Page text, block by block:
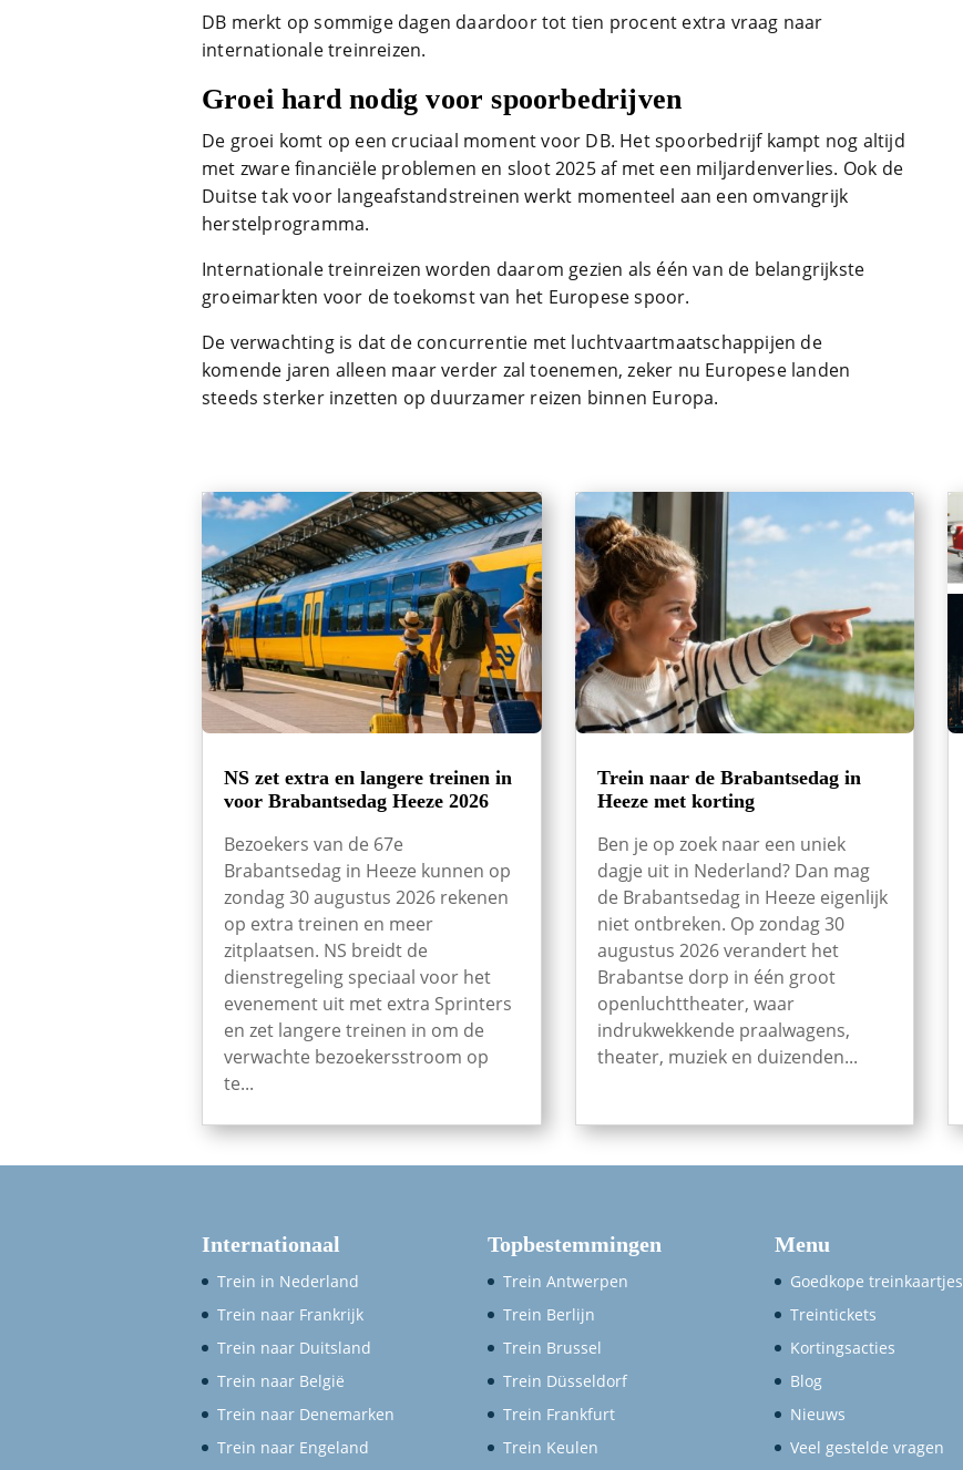
DB merkt op sommige dagen daardoor tot tien procent extra vraag naar
internationale treinreizen.
Groei hard nodig voor spoorbedrijven
De groei komt op een cruciaal moment voor DB. Het spoorbedrijf kampt nog altijd
met zware financiële problemen en sloot 2025 af met een miljardenverlies. Ook de
Duitse tak voor langeafstandstreinen werkt momenteel aan een omvangrijk
herstelprogramma.
Internationale treinreizen worden daarom gezien als één van de belangrijkste
groeimarkten voor de toekomst van het Europese spoor.
De verwachting is dat de concurrentie met luchtvaartmaatschappijen de
komende jaren alleen maar verder zal toenemen, zeker nu Europese landen
steeds sterker inzetten op duurzamer reizen binnen Europa.
NS zet extra en langere treinen in
voor Brabantsedag Heeze 2026
Bezoekers van de 67e
Brabantsedag in Heeze kunnen op
zondag 30 augustus 2026 rekenen
op extra treinen en meer
zitplaatsen. NS breidt de
dienstregeling speciaal voor het
evenement uit met extra Sprinters
en zet langere treinen in om de
verwachte bezoekersstroom op
te...
Trein naar de Brabantsedag in
Heeze met korting
Ben je op zoek naar een uniek
dagje uit in Nederland? Dan mag
de Brabantsedag in Heeze eigenlijk
niet ontbreken. Op zondag 30
augustus 2026 verandert het
Brabantse dorp in één groot
openluchttheater, waar
indrukwekkende praalwagens,
theater, muziek en duizenden...
Internationaal
Trein in Nederland
Trein naar Frankrijk
Trein naar Duitsland
Trein naar België
Trein naar Denemarken
Trein naar Engeland
Topbestemmingen
Trein Antwerpen
Trein Berlijn
Trein Brussel
Trein Düsseldorf
Trein Frankfurt
Trein Keulen
Menu
Goedkope treinkaartjes
Treintickets
Kortingsacties
Blog
Nieuws
Veel gestelde vragen